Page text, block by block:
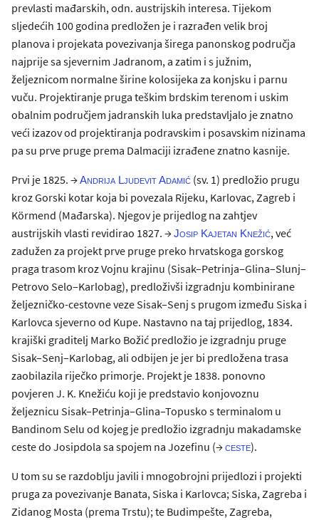
prevlasti mađarskih, odn. austrijskih interesa. Tijekom
sljedećih 100 godina predložen je i razrađen velik broj
planova i projekata povezivanja širega panonskog područja
najprije sa sjevernim Jadranom, a zatim i s južnim,
željeznicom normalne širine kolosijeka za konjsku i parnu
vuču. Projektiranje pruga teškim brdskim terenom i uskim
obalnim područjem jadranskih luka predstavljalo je znatno
veći izazov od projektiranja podravskim i posavskim nizinama
pa su prve pruge prema Dalmaciji izrađene znatno kasnije.
Prvi je 1825. →Andrija Ljudevit Adamić (sv. 1) predložio prugu
kroz Gorski kotar koja bi povezala Rijeku, Karlovac, Zagreb i
Körmend (Mađarska). Njegov je prijedlog na zahtjev
austrijskih vlasti revidirao 1827. →Josip Kajetan Knežić, već
zadužen za projekt prve pruge preko hrvatskoga gorskog
praga trasom kroz Vojnu krajinu (Sisak–Petrinja–Glina–Slunj–
Petrovo Selo–Karlobag), predloživši izgradnju kombinirane
željezničko-cestovne veze Sisak–Senj s prugom između Siska i
Karlovca sjeverno od Kupe. Nastavno na taj prijedlog, 1834.
krajiški graditelj Marko Božić predložio je izgradnju pruge
Sisak–Senj–Karlobag, ali odbijen je jer bi predložena trasa
zaobilazila riječko primorje. Projekt je 1838. ponovno
povjeren J. K. Knežiću koji je predstavio konjovoznu
željeznicu Sisak–Petrinja–Glina–Topusko s terminalom u
Bandinom Selu od kojeg je predložio izgradnju makadamske
ceste do Josipdola sa spojem na Jozefinu (→ceste).
U tom su se razdoblju javili i mnogobrojni prijedlozi i projekti
pruga za povezivanje Banata, Siska i Karlovca; Siska, Zagreba i
Zidanog Mosta (prema Trstu); te Budimpešte, Zagreba,